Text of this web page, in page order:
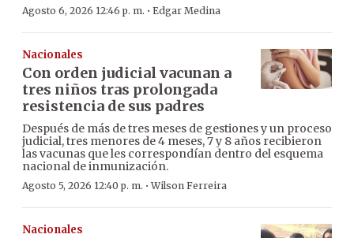
Agosto 6, 2026 12:46 p. m. · Edgar Medina
Nacionales
Con orden judicial vacunan a
tres niños tras prolongada
resistencia de sus padres
Después de más de tres meses de gestiones y un proceso
judicial, tres menores de 4 meses, 7 y 8 años recibieron
las vacunas que les correspondían dentro del esquema
nacional de inmunización.
Agosto 5, 2026 12:40 p. m. ·Wilson Ferreira
Nacionales